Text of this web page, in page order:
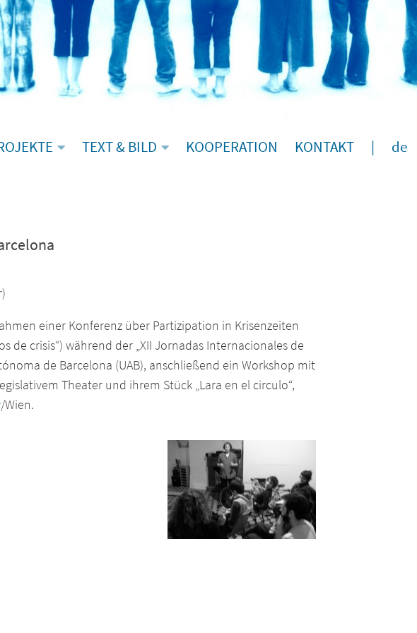
TEXT & BILD KOOPERATION KONTAKT de
einer Konferenz über Partizipation in Krisenzeiten
de crisis“) während der „XII Jornadas Internacionales de
de Barcelona (UAB), anschließend ein Workshop mit
Theater und ihrem Stück „Lara en el circulo“,
/Wien.